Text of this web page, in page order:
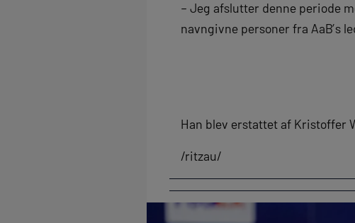
– Jeg afslutter denne periode
navngivne personer fra AaB’s
Han blev erstattet af Kristoffer
/ritzau/